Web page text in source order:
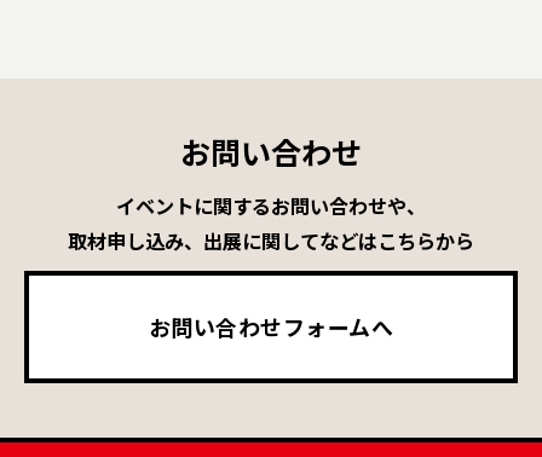
お問い合わせ
イベントに関するお問い合わせや、
取材申し込み、出展に関してなどはこちらから
お問い合わせフォームへ